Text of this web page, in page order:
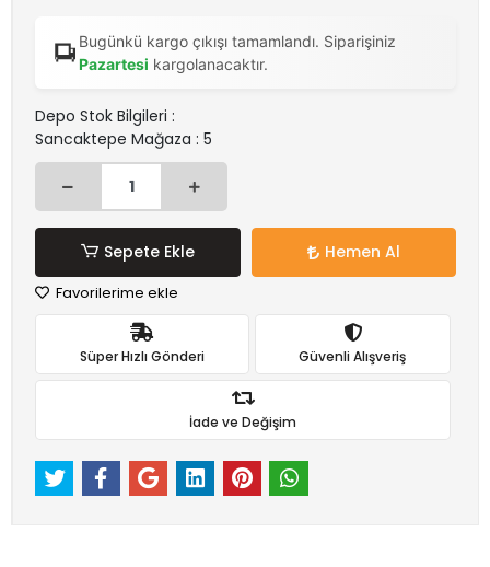
Bugünkü kargo çıkışı tamamlandı. Siparişiniz
Pazartesi kargolanacaktır.
Depo Stok Bilgileri :
Sancaktepe Mağaza : 5
Sepete Ekle Hemen Al
Favorilerime ekle
Süper Hızlı Gönderi Güvenli Alışveriş
İade ve Değişim